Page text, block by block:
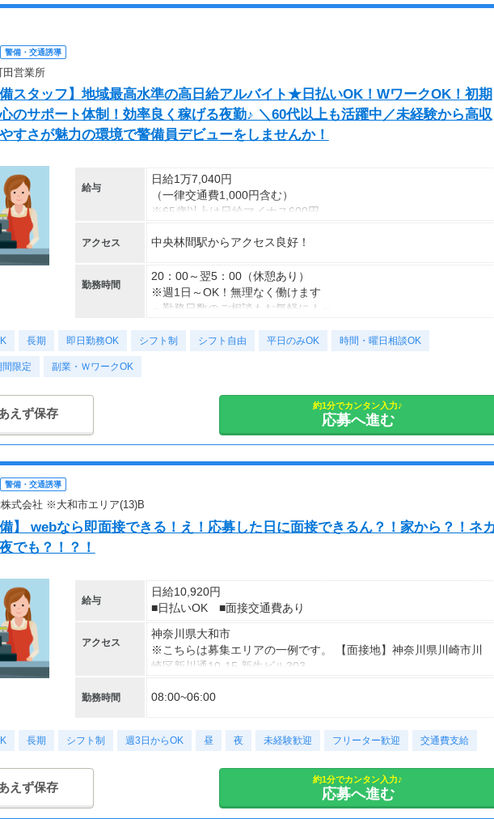
警備・交通誘導
営業所
備スタッフ】地域最高水準の高日給アルバイト★日払いOK！WワークOK！初期
のサポート体制！効率良く稼げる夜勤♪ ＼60代以上も活躍中／未経験から高収
すさが魅力の環境で警備員デビューをしませんか！
給与
日給1万7,040円
（一律交通費1,000円含む）
※65歳以上は日給マイナス600円
---
■交通誘導2級以上の資格をお持ちの方は
日給1万7,040円
（一律交通費1,000円含む）
※70歳以上は日給マイナス1,190円
■65歳～69歳迄では他の年代と同じ現場でも
安全面・体力面の考慮により比較的低負荷の業務、
70歳以降では低負荷業務や季節により
月収34万800円可能
（日給1万7,040円×月20日勤務）
アクセス 中央林間駅からアクセス良好！
勤務時間
20：00～翌5：00（休憩あり）
※週1日～OK！無理なく働けます
～勤務日数のご相談もお気軽に！～
＜様々な働き方が可能＞
長期 即日勤務OK シフト制 シフト自由 平日のみOK 時間・曜日相談OK
限定 副業・ＷワークOK
えず保存
約1分でカンタン入力♪
応募へ進む
警備・交通誘導
式会社 ※大和市エリア(13)B
備】 webなら即面接できる！え！応募した日に面接できるん？！家から？！ネ
でも？！？！
給与
日給10,920円
■日払いOK ■面接交通費あり
アクセス
神奈川県大和市
※こちらは募集エリアの一例です。 【面接地】神奈川県川崎市川
崎区新川通10-15 新生ビル303
勤務時間 08:00~06:00
長期 シフト制 週3日からOK 昼 夜 未経験歓迎 フリーター歓迎 交通費支給
えず保存
約1分でカンタン入力♪
応募へ進む